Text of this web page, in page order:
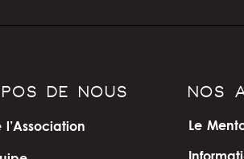
DE NOUS NOS
Le